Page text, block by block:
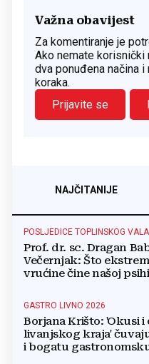
Važna obavijest
Za komentiranje je
Ako nemate korisnički
dva ponuđena načina
koraka.
Prijavite se
NAJČITANIJE
POSLJEDICE TOPLINSKOG VALA
Prof. dr. sc. Dragan
Večernjak: Što
vrućine čine našoj
boriti...
GASTRO LIVNO 2026
Borjana Krišto: 'Okusi i
livanjskog kraja'
i bogatu